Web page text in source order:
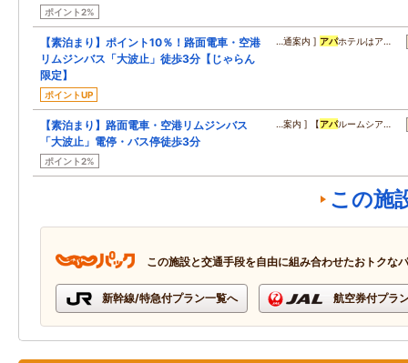
ポイント2%
【素泊まり】ポイント10％！路面電車・空港
リムジンバス「大波止」徒歩3分【じゃらん
限定】
ポイントUP
…通案内 ] アパホテルはア…
【素泊まり】路面電車・空港リムジンバス
「大波止」電停・バス停徒歩3分
ポイント2%
…案内 ] 【アパルームシア…
この施
この施設と交通手段を自由に組み合わせたおトクな
新幹線/特急付プラン一覧へ 航空券付プラ